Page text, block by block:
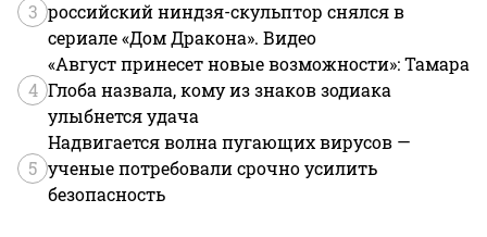
3 российский ниндзя-скульптор снялся в
сериале «Дом Дракона». Видео
4
«Август принесет новые возможности»: Тамара
Глоба назвала, кому из знаков зодиака
улыбнется удача
5
Надвигается волна пугающих вирусов —
ученые потребовали срочно усилить
безопасность